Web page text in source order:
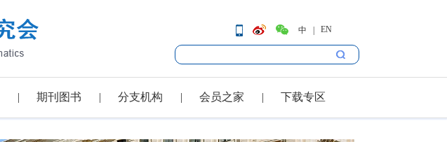
中 EN
期刊图书 分支机构 会员之家 下载专区